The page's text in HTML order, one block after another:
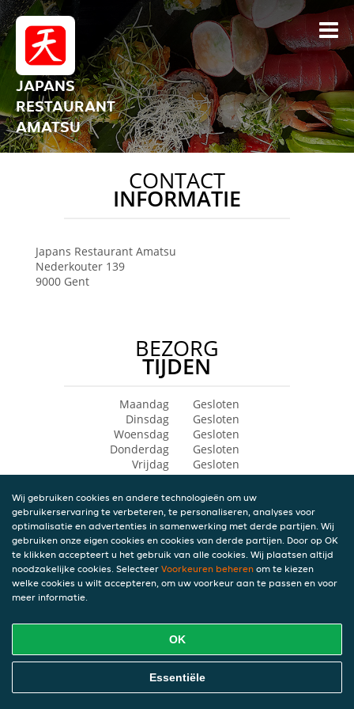
JAPANS
RESTAURANT
AMATSU
CONTACT
INFORMATIE
Japans Restaurant Amatsu
Nederkouter 139
9000 Gent
BEZORG
TIJDEN
Maandag
Gesloten
Dinsdag
Gesloten
Woensdag
Gesloten
Donderdag
Gesloten
Vrijdag
Gesloten
Zaterdag
Gesloten
Zondag
Gesloten
Wij gebruiken cookies en andere technologieën om uw
gebruikerservaring te verbeteren, te personaliseren, analyses voor
optimalisatie en advertenties in samenwerking met derde partijen. Wij
gebruiken onze eigen cookies en cookies van derde partijen. Door op OK
te klikken accepteert u het gebruik van alle cookies. Wij plaatsen altijd
noodzakelijke cookies. Selecteer Voorkeuren beheren om te kiezen
welke cookies u wilt accepteren, om uw voorkeur aan te passen en voor
meer informatie.
OK
Essentiële